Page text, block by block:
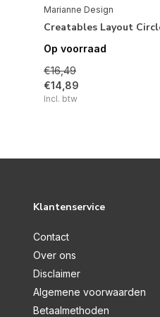
Marianne Design
Creatables Layout
Op voorraad
€16,49
€14,89
Incl. btw
Klantenservice
Contact
Over ons
Disclaimer
Algemene voorwaarden
Betaalmethoden